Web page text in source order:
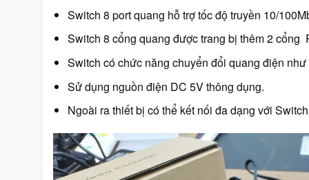
Switch 8 port quang hỗ trợ tốc độ truyền 10/
Switch 8 cổng quang được trang bị thêm 2 cổng
Switch có chức năng chuyển đổi quang điện
Sử dụng nguồn điện DC 5V thông dụng.
Ngoài ra thiết bị có thể kết nối đa dạng với